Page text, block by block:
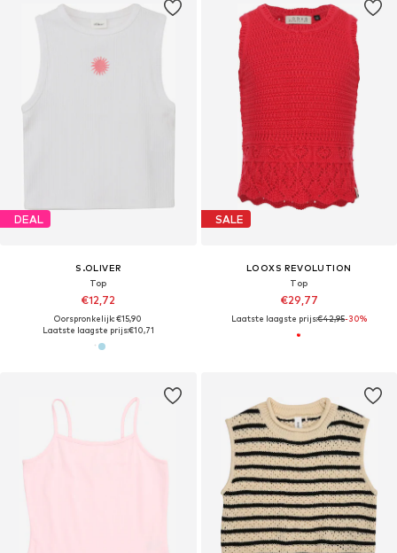
DEAL
S.OLIVER
Top
€12,72
Oorspronkelijk: €15,90
Laatste laagste prijs:€10,71
SALE
LOOXS REVOLUTION
Top
€29,77
Laatste laagste prijs:€42,95-30%